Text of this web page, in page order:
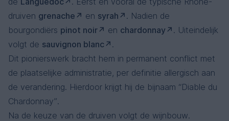
druiven grenache en syrah
. Nadien de
bourgondiërs pinot noir en chardonnay
. Uiteindelijk
volgt de sauvignon blanc
.
Dit pionierswerk bracht hem in permanent conflict met
de plaatselijke administratie, per definitie allergisch aan
de verandering. Hierdoor krijgt hij de bijnaam “Diable du
Chardonnay”.
Na de keuze van de druiven volgt de wijnbouw.